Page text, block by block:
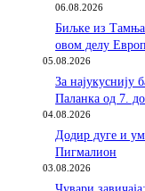
06.08.2026
Биљке из
овом делу
05.08.2026
За најукуснију
Паланка од 7.
04.08.2026
Додир дуге и
Пигмалион
03.08.2026